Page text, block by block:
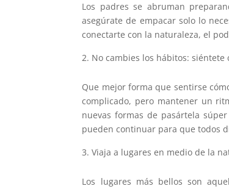
Los padres se abruman
asegúrate de empacar solo lo
conectarte con la naturaleza, el
No cambies los hábitos: siéntete
Que mejor forma que sentirse
complicado, pero mantener un
nuevas formas de pasártela
pueden continuar para que todos
Viaja a lugares en medio de la
Los lugares más bellos son